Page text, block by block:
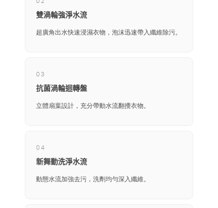
雙渦輪強淨水流
超廣角出水快速浸濕衣物，泡沫迅速帶入纖維除污。
03
抗菌渦輪迴轉盤
立體扇葉設計，充分帶動水流翻攪衣物。
04
新舞動洗淨水流
動態水流加強去污，洗劑均勻深入纖維。